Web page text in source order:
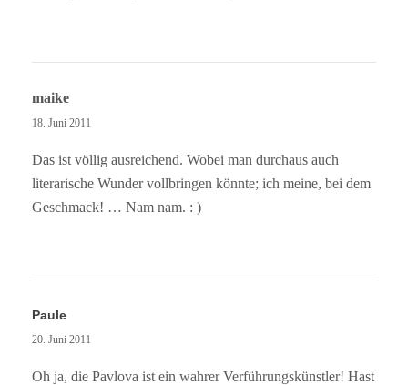
maike
18. Juni 2011
Das ist völlig ausreichend. Wobei man durchaus auch
literarische Wunder vollbringen könnte; ich meine, bei dem
Geschmack! … Nam nam. : )
Paule
20. Juni 2011
Oh ja, die Pavlova ist ein wahrer Verführungskünstler! Hast